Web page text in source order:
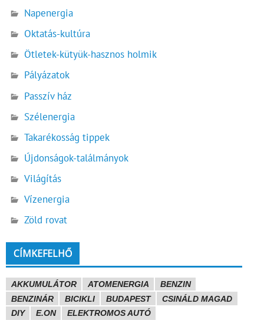
Napenergia
Oktatás-kultúra
Ötletek-kütyük-hasznos holmik
Pályázatok
Passzív ház
Szélenergia
Takarékosság tippek
Újdonságok-találmányok
Világítás
Vízenergia
Zöld rovat
CÍMKEFELHŐ
AKKUMULÁTOR ATOMENERGIA
BENZIN
BENZINÁR
BICIKLI BUDAPEST
CSINÁLD MAGAD
DIY
E.ON
ELEKTROMOS AUTÓ